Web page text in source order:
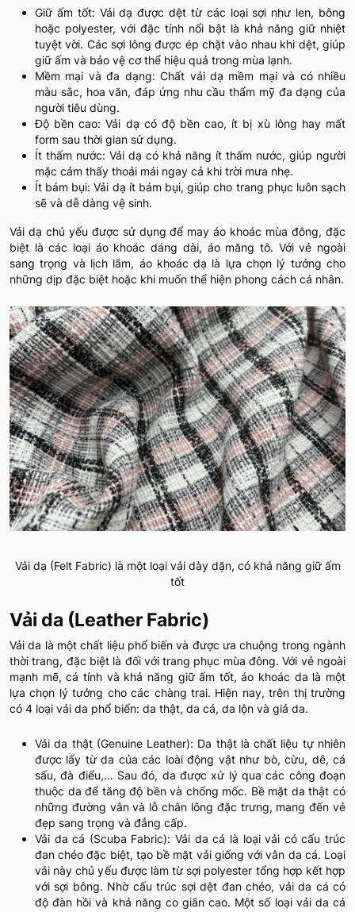
Giữ ấm tốt: Vải dạ được dệt từ các loại sợi như len, bông
hoặc polyester, với đặc tính nổi bật là khả năng giữ nhiệt
tuyệt vời. Các sợi lông được ép chặt vào nhau khi dệt, giúp
giữ ấm và bảo vệ cơ thể hiệu quả trong mùa lạnh.
Mềm mại và đa dạng: Chất vải dạ mềm mại và có nhiều
màu sắc, hoa văn, đáp ứng nhu cầu thẩm mỹ đa dạng của
người tiêu dùng.
Độ bền cao: Vải dạ có độ bền cao, ít bị xù lông hay mất
form sau thời gian sử dụng.
Ít thấm nước: Vải dạ có khả năng ít thấm nước, giúp người
mặc cảm thấy thoải mái ngay cả khi trời mưa nhẹ.
Ít bám bụi: Vải dạ ít bám bụi, giúp cho trang phục luôn sạch
sẽ và dễ dàng vệ sinh.
Vải dạ chủ yếu được sử dụng để may áo khoác mùa đông, đặc
biệt là các loại áo khoác dáng dài, áo măng tô. Với vẻ ngoài
sang trọng và lịch lãm, áo khoác dạ là lựa chọn lý tưởng cho
những dịp đặc biệt hoặc khi muốn thể hiện phong cách cá nhân.
Vải dạ (Felt Fabric) là một loại vải dày dặn, có khả năng giữ ấm
tốt
Vải da (Leather Fabric)
Vải da là một chất liệu phổ biến và được ưa chuộng trong ngành
thời trang, đặc biệt là đối với trang phục mùa đông. Với vẻ ngoài
mạnh mẽ, cá tính và khả năng giữ ấm tốt, áo khoác da là một
lựa chọn lý tưởng cho các chàng trai. Hiện nay, trên thị trường
có 4 loại vải da phổ biến: da thật, da cá, da lộn và giả da.
Vải da thật (Genuine Leather): Da thật là chất liệu tự nhiên
được lấy từ da của các loài động vật như bò, cừu, dê, cá
sấu, đà điểu,… Sau đó, da được xử lý qua các công đoạn
thuộc da để tăng độ bền và chống mốc. Bề mặt da thật có
những đường vân và lỗ chân lông đặc trưng, mang đến vẻ
đẹp sang trọng và đẳng cấp.
Vải da cá (Scuba Fabric): Vải da cá là loại vải có cấu trúc
đan chéo đặc biệt, tạo bề mặt vải giống với vân da cá. Loại
vải này chủ yếu được làm từ sợi polyester tổng hợp kết hợp
với sợi bông. Nhờ cấu trúc sợi dệt đan chéo, vải da cá có
độ đàn hồi và khả năng co giãn cao. Một số loại vải da cá